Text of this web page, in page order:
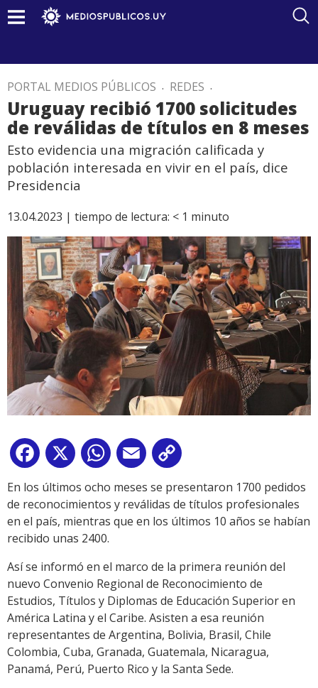
PORTAL MEDIOS PÚBLICOS . REDES .
Uruguay recibió 1700 solicitudes
de reválidas de títulos en 8 meses
Esto evidencia una migración calificada y
población interesada en vivir en el país, dice
Presidencia
13.04.2023 | tiempo de lectura: < 1 minuto
Facebook
X WhatsApp
Email
Link
En los últimos ocho meses se presentaron 1700 pedidos
de reconocimientos y reválidas de títulos profesionales
en el país, mientras que en los últimos 10 años se habían
recibido unas 2400.
Así se informó en el marco de la primera reunión del
nuevo Convenio Regional de Reconocimiento de
Estudios, Títulos y Diplomas de Educación Superior en
América Latina y el Caribe. Asisten a esa reunión
representantes de Argentina, Bolivia, Brasil, Chile
Colombia, Cuba, Granada, Guatemala, Nicaragua,
Panamá, Perú, Puerto Rico y la Santa Sede.